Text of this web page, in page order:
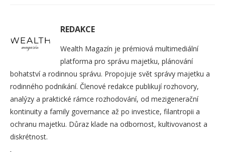
REDAKCE
Wealth Magazín je prémiová multimediální
platforma pro správu majetku, plánování
bohatství a rodinnou správu. Propojuje svět správy majetku a
rodinného podnikání. Členové redakce publikují rozhovory,
analýzy a praktické rámce rozhodování, od mezigenerační
kontinuity a family governance až po investice, filantropii a
ochranu majetku. Důraz klade na odbornost, kultivovanost a
diskrétnost.